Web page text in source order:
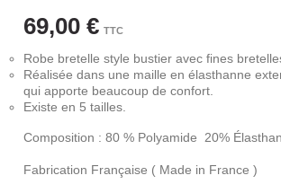
69,00 € TTC
Robe bretelle style bustier avec fines
Réalisée dans une maille en élasthanne
qui apporte beaucoup de confort.
Existe en 5 tailles.
Composition : 80 % Polyamide 20%
Fabrication Française ( Made in France )